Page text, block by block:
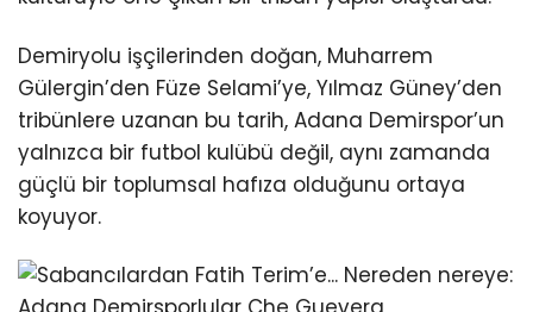
Demiryolu işçilerinden doğan, Muharrem
Gülergin’den Füze Selami’ye, Yılmaz Güney’den
tribünlere uzanan bu tarih, Adana Demirspor’un
yalnızca bir futbol kulübü değil, aynı zamanda
güçlü bir toplumsal hafıza olduğunu ortaya
koyuyor.